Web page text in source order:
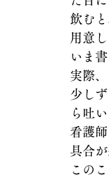
飲む
用意
いま
実際、
少し
ら吐い
看護
具合
この